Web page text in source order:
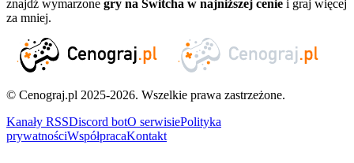
znajdź wymarzone gry na Switcha w najniższej cenie i graj więcej
za mniej.
© Cenograj.pl 2025-2026. Wszelkie prawa zastrzeżone.
Kanały RSSDiscord botO serwisiePolityka
prywatnościWspółpracaKontakt